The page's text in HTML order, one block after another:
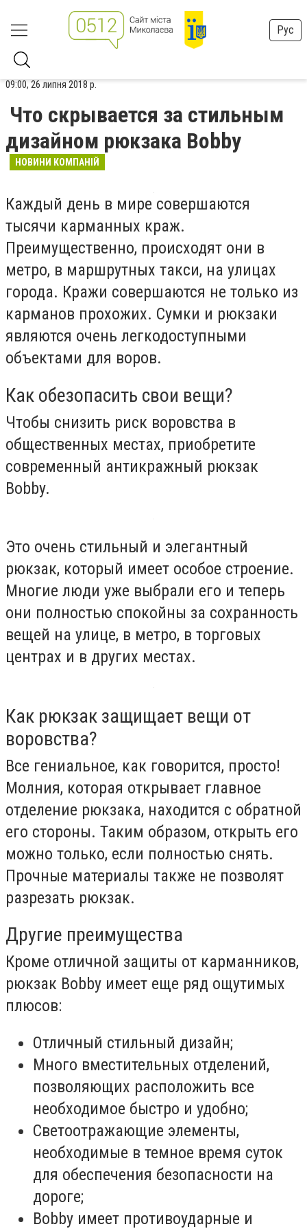
Рус
09:00, 26 липня 2018 р.
Что скрывается за стильным
дизайном рюкзака Bobby
НОВИНИ КОМПАНІЙ
Каждый день в мире совершаются
тысячи карманных краж.
Преимущественно, происходят они в
метро, в маршрутных такси, на улицах
города. Кражи совершаются не только из
карманов прохожих. Сумки и рюкзаки
являются очень легкодоступными
объектами для воров.
Как обезопасить свои вещи?
Чтобы снизить риск воровства в
общественных местах, приобретите
современный антикражный рюкзак
Bobby.
Это очень стильный и элегантный
рюкзак, который имеет особое строение.
Многие люди уже выбрали его и теперь
они полностью спокойны за сохранность
вещей на улице, в метро, в торговых
центрах и в других местах.
Как рюкзак защищает вещи от
воровства?
Все гениальное, как говорится, просто!
Молния, которая открывает главное
отделение рюкзака, находится с обратной
его стороны. Таким образом, открыть его
можно только, если полностью снять.
Прочные материалы также не позволят
разрезать рюкзак.
Другие преимущества
Кроме отличной защиты от карманников,
рюкзак Bobby имеет еще ряд ощутимых
плюсов:
Отличный стильный дизайн;
Много вместительных отделений,
позволяющих расположить все
необходимое быстро и удобно;
Светоотражающие элементы,
необходимые в темное время суток
для обеспечения безопасности на
дороге;
Bobby имеет противоударные и